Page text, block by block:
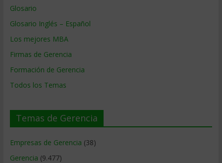
Glosario
Glosario Inglés – Español
Los mejores MBA
Firmas de Gerencia
Formación de Gerencia
Todos los Temas
Temas de Gerencia
Empresas de Gerencia (38)
Gerencia (9.477)